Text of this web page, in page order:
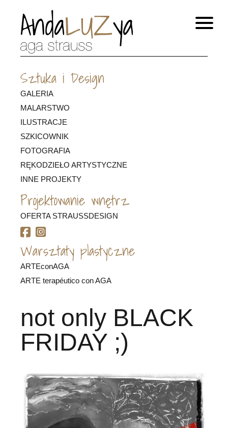
Sztuka i Design
GALERIA
MALARSTWO
ILUSTRACJE
SZKICOWNIK
FOTOGRAFIA
RĘKODZIEŁO ARTYSTYCZNE
INNE PROJEKTY
Projektowanie wnętrz
OFERTA STRAUSSDESIGN
Warsztaty plastyczne
ARTEconAGA
ARTE terapéutico con AGA
not only BLACK
FRIDAY ;)